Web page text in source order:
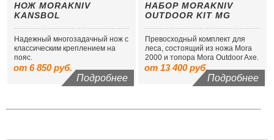
НОЖ MORAKNIV
KANSBOL
Надежный многозадачный нож с
классическим креплением на
пояс.
от 6 850 руб.
Подробнее
НАБОР MORAKNIV
OUTDOOR KIT MG
Превосходный комплект для
леса, состоящий из ножа Mora
2000 и топора Mora Outdoor Axe.
от 13 400 руб.
Подробнее